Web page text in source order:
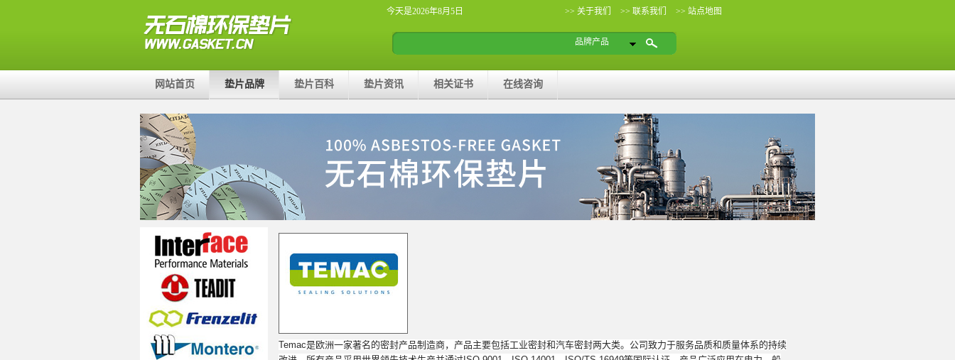
今天是2026年8月5日 >> 关于我们 >> 联系我们 >> 站点地图
品牌产品
网站首页 垫片品牌 垫片百科 垫片资讯 相关证书 在线咨询
Temac是欧洲一家著名的密封产品制造商，产品主要包括工业密封和汽车密封两大类。公司致力于服务品质和质量体系的持续